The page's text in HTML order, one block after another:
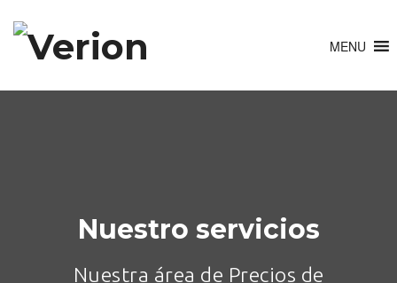
Nuestro servicios
Nuestra área de Precios de